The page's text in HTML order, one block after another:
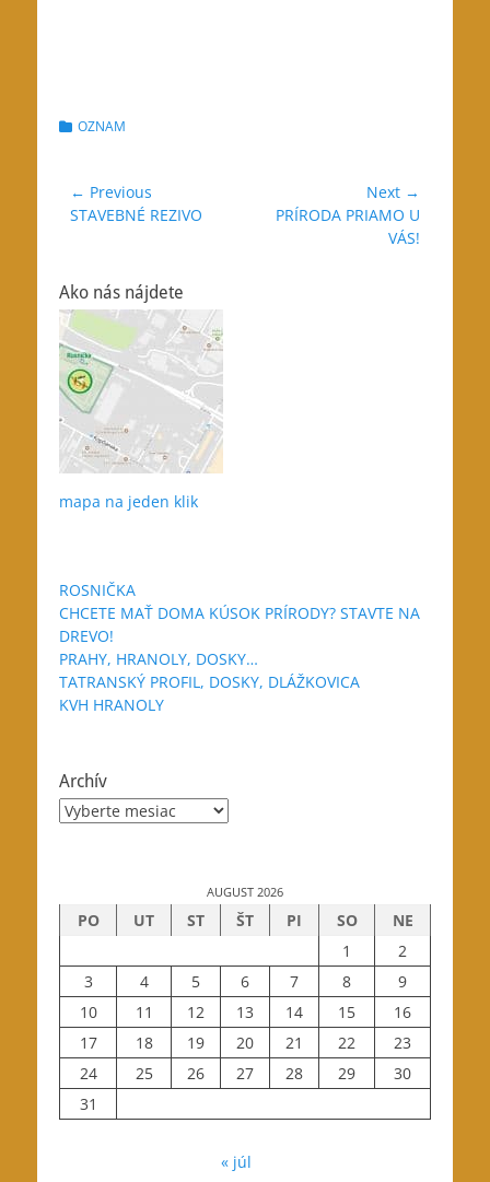
Categories
OZNAM
Navigácia
v
← Previous
Previous
STAVEBNÉ REZIVO
Next →
NextPRÍRODA PRIAMO U
VÁS!
Ako nás nájdete
mapa na jeden klik
ROSNIČKA
CHCETE MAŤ DOMA KÚSOK PRÍRODY? STAVTE NA
DREVO!
PRAHY, HRANOLY, DOSKY…
TATRANSKÝ PROFIL, DOSKY, DLÁŽKOVICA
KVH HRANOLY
Archív
Archív
AUGUST 2026
PO UT ST ŠT PI SO
NE
1
2
3
4 5 6 7 8
9
10
11 12 13 14 15
16
17
18 19 20 21 22
23
24
25 26 27 28 29
30
31
« júl